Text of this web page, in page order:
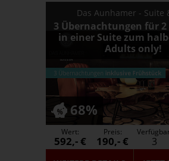
Das Aunhamer - Suite
3 Übernachtungen für 2
in einer Suite zum
Adults only!
68%
Wert:
592,- €
Preis:
190,- € 3